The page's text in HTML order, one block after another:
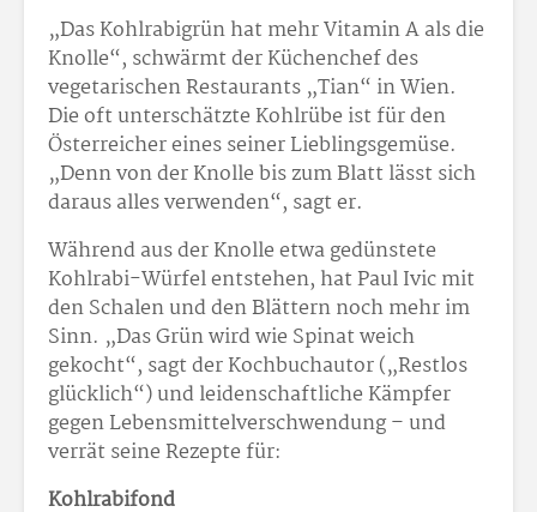
„Das Kohlrabigrün hat mehr Vitamin A als die
Knolle“, schwärmt der Küchenchef des
vegetarischen Restaurants „Tian“ in Wien.
Die oft unterschätzte Kohlrübe ist für den
Österreicher eines seiner Lieblingsgemüse.
„Denn von der Knolle bis zum Blatt lässt sich
daraus alles verwenden“, sagt er.
Während aus der Knolle etwa gedünstete
Kohlrabi-Würfel entstehen, hat Paul Ivic mit
den Schalen und den Blättern noch mehr im
Sinn. „Das Grün wird wie Spinat weich
gekocht“, sagt der Kochbuchautor („Restlos
glücklich“) und leidenschaftliche Kämpfer
gegen Lebensmittelverschwendung – und
verrät seine Rezepte für:
Kohlrabifond